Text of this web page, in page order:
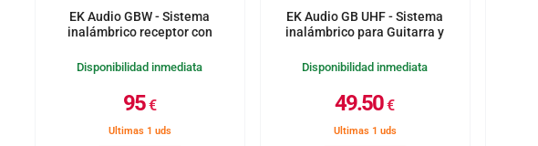
EK Audio GBW - Sistema
inalámbrico receptor con
Disponibilidad inmediata
95€
Ultimas 1 uds
EK Audio GB UHF - Sistema
inalámbrico para Guitarra y
Disponibilidad inmediata
49.50€
Ultimas 1 uds